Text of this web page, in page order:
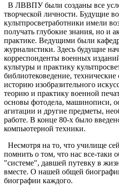
В ЛВВПУ были созданы все
творческой личности. Будущие
культпросветработники имели
получать глубокие знания, но и
практике. Ведущими были
журналистики. Здесь будущие
корреспонденты военных
культуры и практику
библиотековедение,
историю изобразительного
теорию и практику военной
основы фотодела, машинописи,
агитации и другие предметы,
работе. В конце 80-х было
компьютерной техники.
Несмотря на то, что училище
помнить о том, что нас все-таки
"системе", давшей путевку в
вместе. О нашей общей
биографии каждого.